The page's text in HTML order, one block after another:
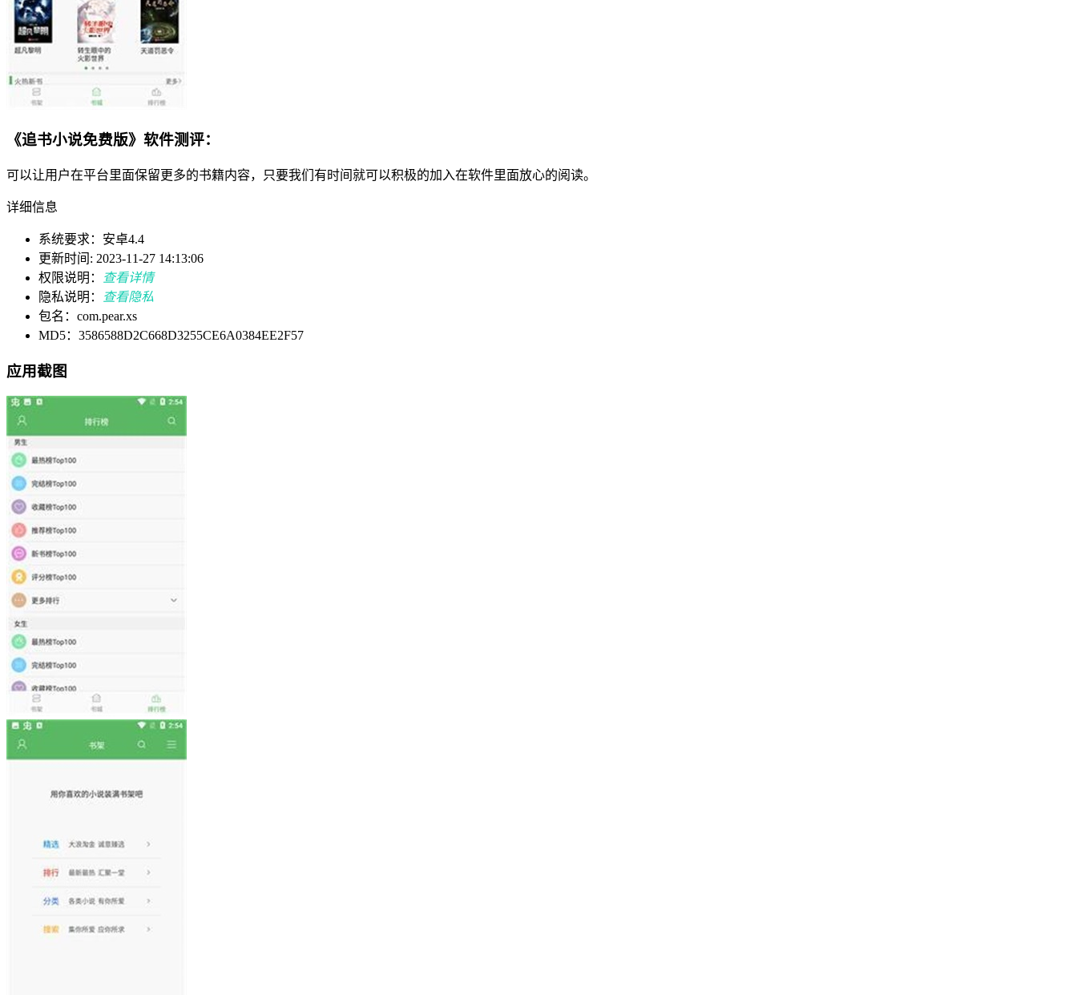
《追书小说免费版》软件测评：
可以让用户在平台里面保留更多的书籍内容，只要我们有时间就可以积极的加入在软件里面放心的阅读。
详细信息
系统要求：安卓4.4
更新时间: 2023-11-27 14:13:06
权限说明：
查看详情
隐私说明：
查看隐私
包名：com.pear.xs
MD5：3586588D2C668D3255CE6A0384EE2F57
应用截图